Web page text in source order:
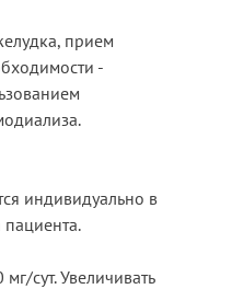
прием
-
индивидуально в
пациента.
сут. Увеличивать